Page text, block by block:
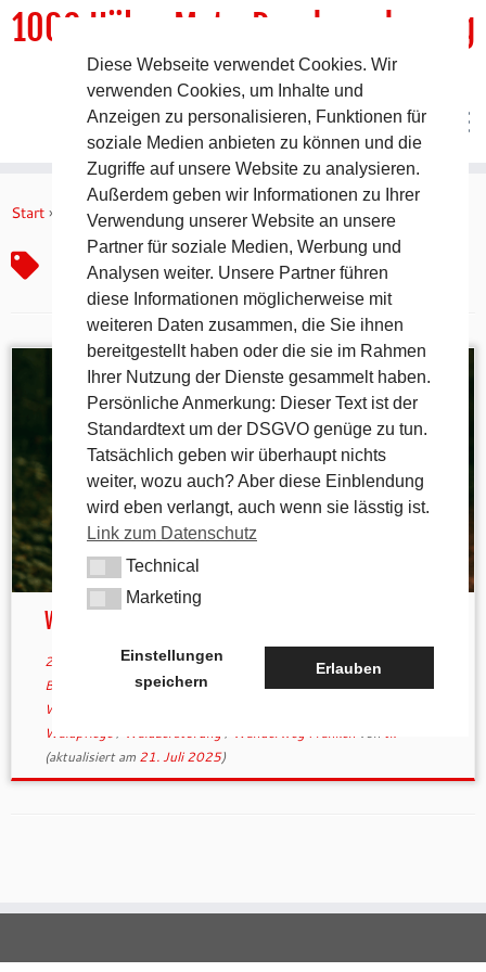
Inhalt
1000 HöhenMeterRundwanderweg
DER Rundwanderweg um Pommelsbrunn
Start » Waldzerstörung
Waldzerstörung
Wenn Bäume verstummen
21. Juli 2025inAllgemeinverschlagwortet Bäume respektieren
Baumschutz
ehrenamtlicher Naturschutz/Nachhaltiges
Wandern
Waldpflege/ Waldzerstörung / Wanderweg Franken von tk
(aktualisiert am 21. Juli 2025)
Diese Webseite verwendet Cookies. Wir
verwenden Cookies, um Inhalte und
Anzeigen zu personalisieren, Funktionen für
soziale Medien anbieten zu können und die
Zugriffe auf unsere Website zu analysieren.
Außerdem geben wir Informationen zu Ihrer
Verwendung unserer Website an unsere
Partner für soziale Medien, Werbung und
Analysen weiter. Unsere Partner führen
diese Informationen möglicherweise mit
weiteren Daten zusammen, die Sie ihnen
bereitgestellt haben oder die sie im Rahmen
Ihrer Nutzung der Dienste gesammelt haben.
Persönliche Anmerkung: Dieser Text ist der
Standardtext um der DSGVO genüge zu tun.
Tatsächlich geben wir überhaupt nichts
weiter, wozu auch? Aber diese Einblendung
wird eben verlangt, auch wenn sie lässtig ist.
Link zum Datenschutz
TechnicalTechnical
MarketingMarketing
Einstellungen
speichern
Erlauben